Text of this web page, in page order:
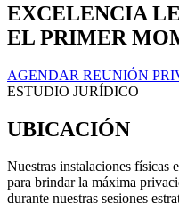
EXCELENCIA
EL PRIMER
AGENDAR REUNIÓN
ESTUDIO JURÍDICO
UBICACIÓN
Nuestras instalaciones físicas
para brindar la máxima
durante nuestras sesiones